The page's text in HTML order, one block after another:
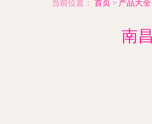
当前位置： 首页 > 产品大全
南